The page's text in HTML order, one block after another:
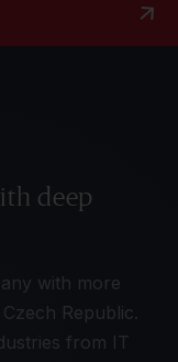
deep
with more
Republic.
from IT